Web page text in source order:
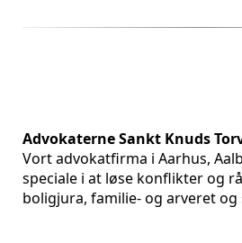
Advokaterne Sankt Knuds
Vort advokatfirma i Aarhus,
speciale i at løse konflikter og
boligjura, familie- og arveret og